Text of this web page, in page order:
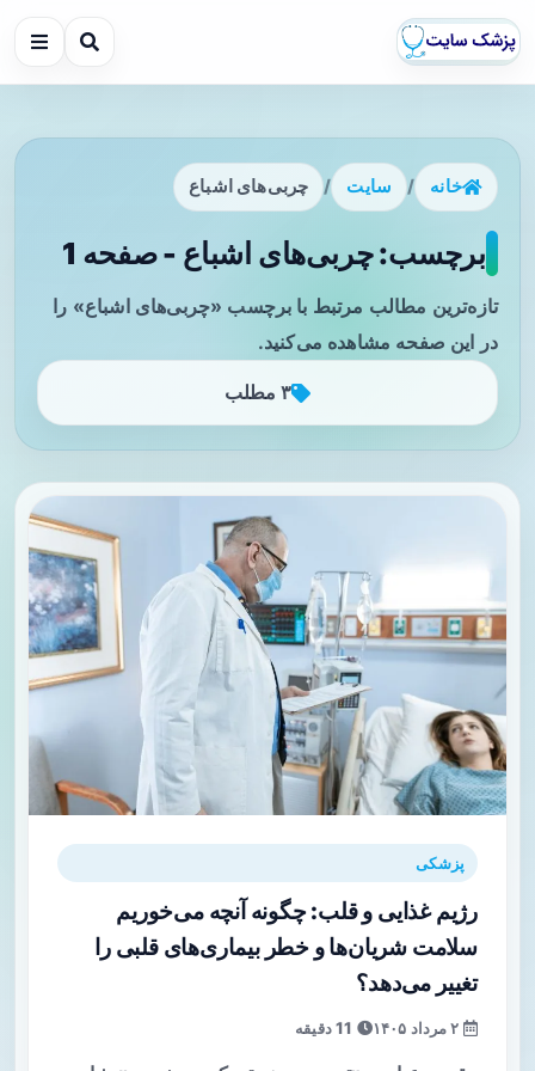
خانه / سایت / چربی‌های اشباع
برچسب: چربی‌های اشباع - صفحه 1
تازه‌ترین مطالب مرتبط با برچسب «چربی‌های اشباع» را
در این صفحه مشاهده می‌کنید.
۳ مطلب
پزشکی
رژیم غذایی و قلب: چگونه آنچه می‌خوریم
سلامت شریان‌ها و خطر بیماری‌های قلبی را
تغییر می‌دهد؟